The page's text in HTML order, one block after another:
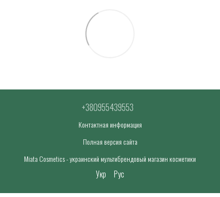
+380955439553
Контактная информация
Полная версия сайта
Miata Cosmetics - украинский мультибрендовый магазин косметики
Укр Рус